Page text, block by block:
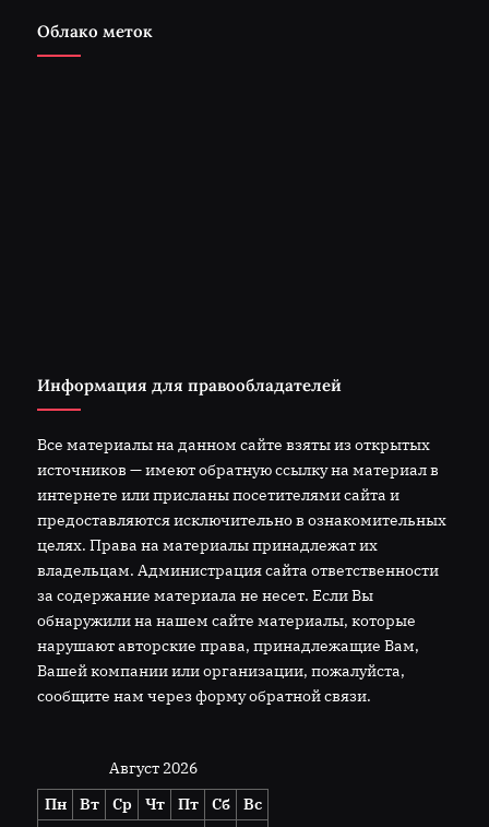
Облако меток
Информация для правообладателей
Все материалы на данном сайте взяты из открытых
источников — имеют обратную ссылку на материал в
интернете или присланы посетителями сайта и
предоставляются исключительно в ознакомительных
целях. Права на материалы принадлежат их
владельцам. Администрация сайта ответственности
за содержание материала не несет. Если Вы
обнаружили на нашем сайте материалы, которые
нарушают авторские права, принадлежащие Вам,
Вашей компании или организации, пожалуйста,
сообщите нам через форму обратной связи.
Август 2026
Пн
Вт Ср Чт Пт Сб
Вс